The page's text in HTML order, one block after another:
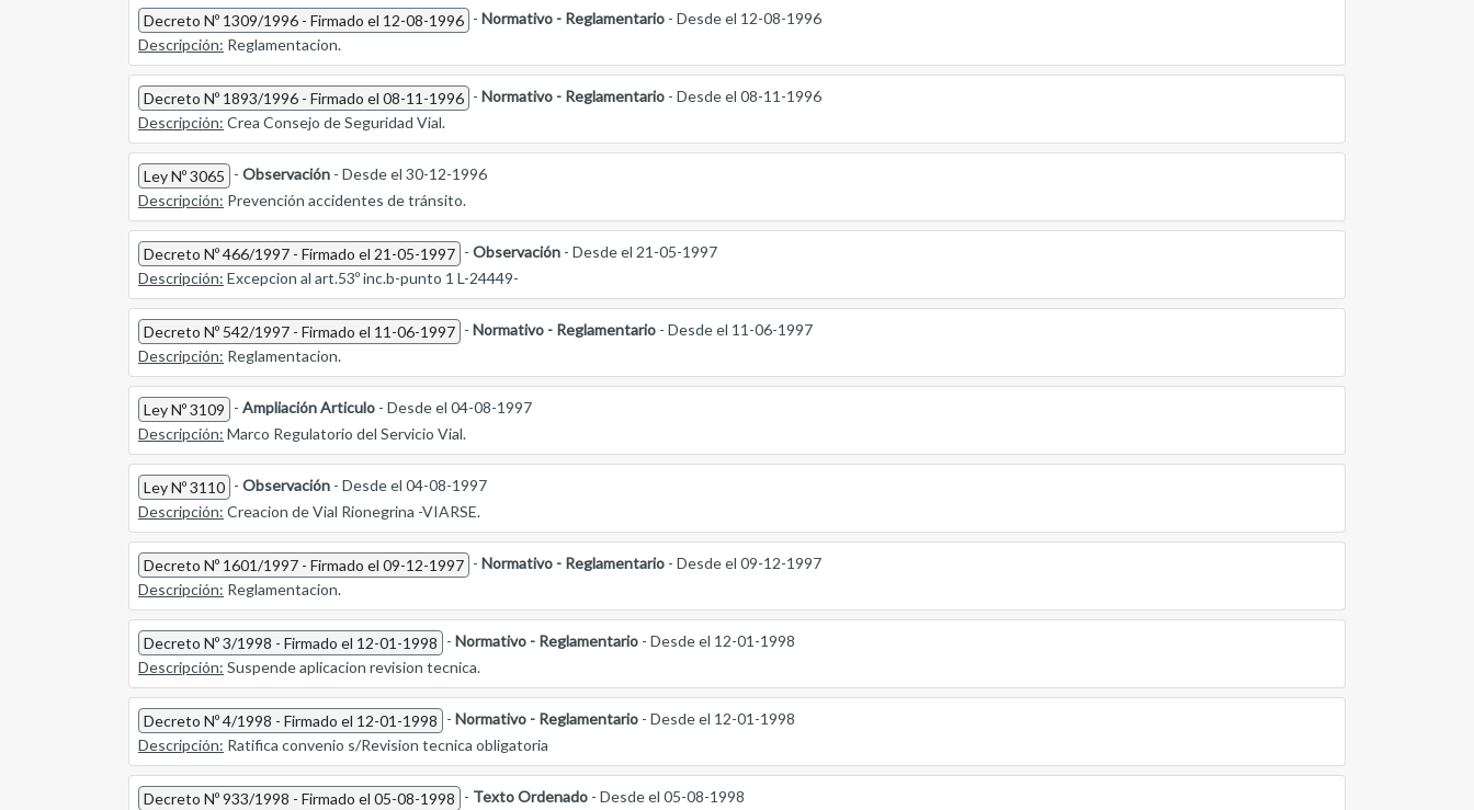
Decreto Nº 1309/1996 - Firmado el 12-08-1996 - Normativo - Reglamentario - Desde el 12-08-1996
Descripción: Reglamentacion.
Decreto Nº 1893/1996 - Firmado el 08-11-1996 - Normativo - Reglamentario - Desde el 08-11-1996
Descripción: Crea Consejo de Seguridad Vial.
Ley Nº 3065 - Observación - Desde el 30-12-1996
Descripción: Prevención accidentes de tránsito.
Decreto Nº 466/1997 - Firmado el 21-05-1997 - Observación - Desde el 21-05-1997
Descripción: Excepcion al art.53º inc.b-punto 1 L-24449-
Decreto Nº 542/1997 - Firmado el 11-06-1997 - Normativo - Reglamentario - Desde el 11-06-1997
Descripción: Reglamentacion.
Ley Nº 3109 - Ampliación Articulo - Desde el 04-08-1997
Descripción: Marco Regulatorio del Servicio Vial.
Ley Nº 3110 - Observación - Desde el 04-08-1997
Descripción: Creacion de Vial Rionegrina -VIARSE.
Decreto Nº 1601/1997 - Firmado el 09-12-1997 - Normativo - Reglamentario - Desde el 09-12-1997
Descripción: Reglamentacion.
Decreto Nº 3/1998 - Firmado el 12-01-1998 - Normativo - Reglamentario - Desde el 12-01-1998
Descripción: Suspende aplicacion revision tecnica.
Decreto Nº 4/1998 - Firmado el 12-01-1998 - Normativo - Reglamentario - Desde el 12-01-1998
Descripción: Ratifica convenio s/Revision tecnica obligatoria
Decreto Nº 933/1998 - Firmado el 05-08-1998 - Texto Ordenado - Desde el 05-08-1998